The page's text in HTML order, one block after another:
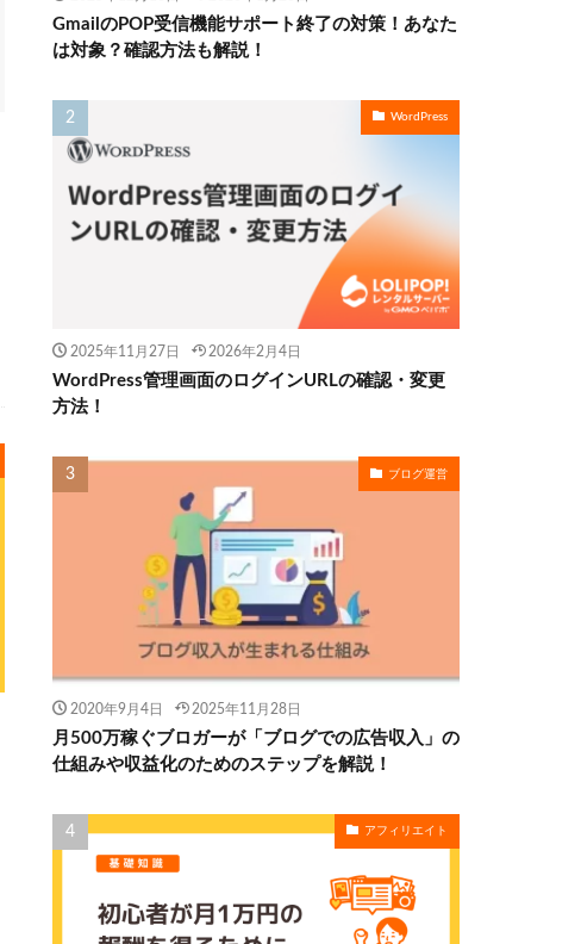
GmailのPOP受信機能サポート終了の対策！あなた
は対象？確認方法も解説！
WordPress
2025年11月27日 2026年2月4日
WordPress管理画面のログインURLの確認・変更
方法！
ブログ運営
2020年9月4日 2025年11月28日
月500万稼ぐブロガーが「ブログでの広告収入」の
仕組みや収益化のためのステップを解説！
アフィリエイト